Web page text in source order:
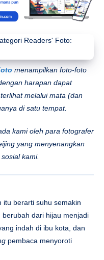
menampilkan foto-foto
harapan dapat
melalui mata (dan
di satu tempat.
kami oleh para fotografer
yang menyenangkan
kami.
itu berarti suhu semakin
dari hijau menjadi
indah di ibu kota, dan
pembaca menyoroti